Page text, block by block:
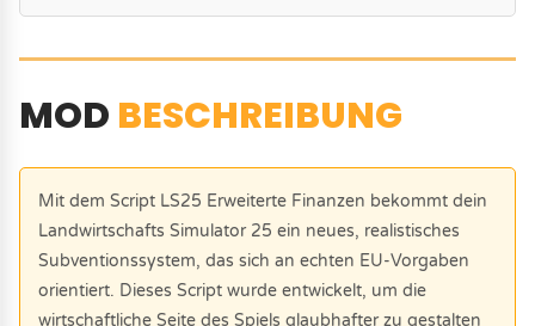
MOD BESCHREIBUNG
Mit dem Script LS25 Erweiterte Finanzen bekommt dein
Landwirtschafts Simulator 25 ein neues, realistisches
Subventionssystem, das sich an echten EU-Vorgaben
orientiert. Dieses Script wurde entwickelt, um die
wirtschaftliche Seite des Spiels glaubhafter zu gestalten